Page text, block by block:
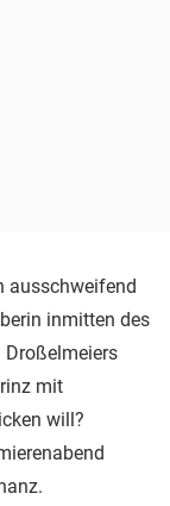
ausschweifend
inmitten des
Droßelmeiers
mit
will?